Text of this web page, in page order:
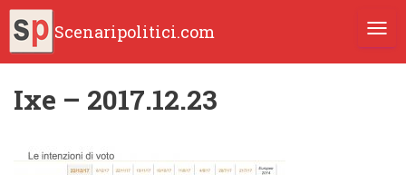
Scenaripolitici.com
Ixe – 2017.12.23